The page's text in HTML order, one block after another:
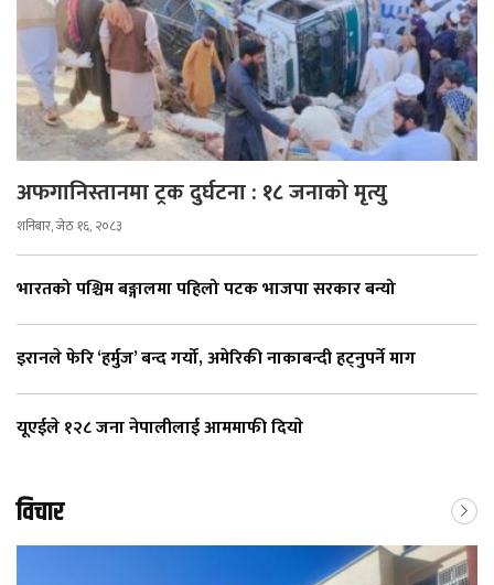
अफगानिस्तानमा ट्रक दुर्घटना : १८ जनाको मृत्यु
शनिबार, जेठ १६, २०८३
भारतको पश्चिम बङ्गालमा पहिलो पटक भाजपा सरकार बन्यो
इरानले फेरि ‘हर्मुज’ बन्द गर्यो, अमेरिकी नाकाबन्दी हट्नुपर्ने माग
यूएईले १२८ जना नेपालीलाई आममाफी दियाे
विचार